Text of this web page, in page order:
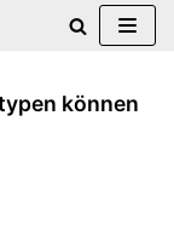
können